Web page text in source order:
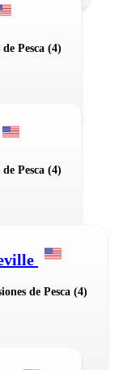
Pesca (4)
Pesca (4)
de Pesca (4)